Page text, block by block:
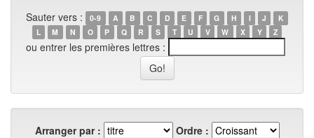
Sauter vers : 0-9 A B C D E F G H I J
K
L
M N O P Q R S T U V W X Y Z
ou entrer les premières lettres :
Arranger par :
Ordre :